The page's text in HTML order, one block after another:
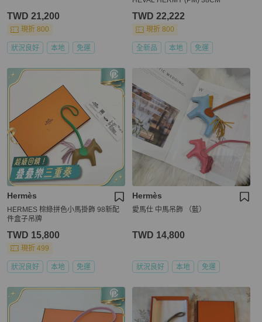
TWD 21,200
現折 800
狀況良好 本地 免運
TWD 22,222
現折 800
全新品 本地 免運
Hermès
HERMES 棕綠拼色小馬掛飾 98新配
件盒子吊牌
TWD 15,800
現折 499
狀況良好 本地 免運
Hermès
愛馬仕 中馬吊飾 （藍）
TWD 14,800
狀況良好 本地 免運